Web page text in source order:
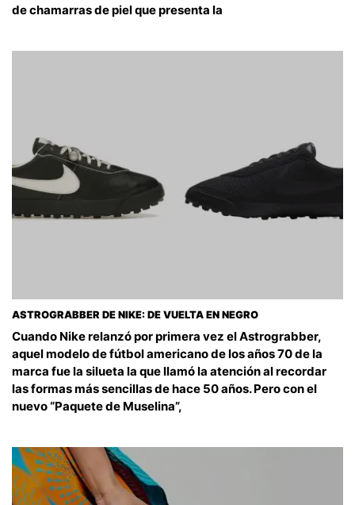
de chamarras de piel que presenta la
ASTROGRABBER DE NIKE: DE VUELTA EN NEGRO
Cuando Nike relanzó por primera vez el Astrograbber,
aquel modelo de fútbol americano de los años 70 de la
marca fue la silueta la que llamó la atención al recordar
las formas más sencillas de hace 50 años. Pero con el
nuevo “Paquete de Muselina”,